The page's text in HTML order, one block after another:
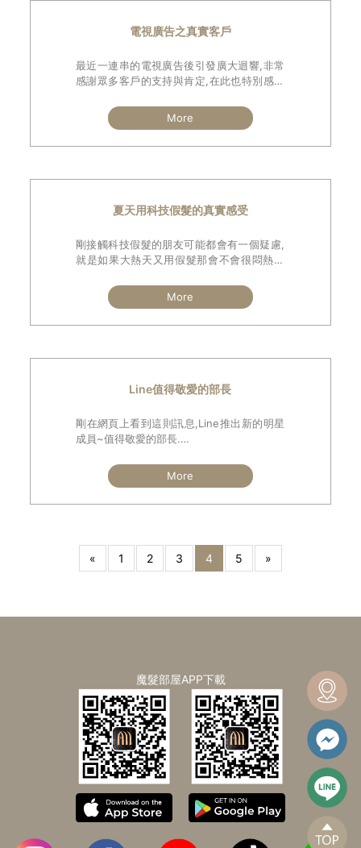
電視廣告之真實客戶
最近一連串的電視廣告後引發廣大迴響,非常
感謝眾多客戶的支持與肯定,在此也特別感謝
熱情且願意自告奮勇,挺身而出現身說髮的髮
More
夏天用科技假髮的真實感受
剛接觸科技假髮的朋友可能都會有一個疑慮,
就是如果大熱天又用假髮那會不會很悶熱甚
會有這疑問是正常的,因為傳統觀念總是將假
髮停留在又悶又熱又假的刻板印象,而事實上
More
Line值得敬愛的部長
剛在網頁上看到這則訊息,Line推出新的明星
成員~值得敬愛的部長.
中的真實人物,那還會是那麼受歡迎嗎?
還是被看作是一位又老又色的糟老頭?
More
« 1 2 3 4 5 »
魔髮部屋APP下載